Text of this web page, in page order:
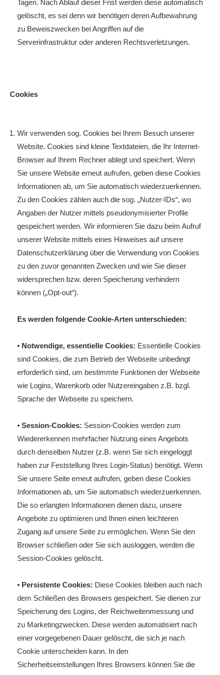
Tagen. Nach Ablauf dieser Frist werden diese automatisch
gelöscht, es sei denn wir benötigen deren Aufbewahrung
zu Beweiszwecken bei Angriffen auf die
Serverinfrastruktur oder anderen Rechtsverletzungen.
Cookies
Wir verwenden sog. Cookies bei Ihrem Besuch unserer
Website. Cookies sind kleine Textdateien, die Ihr Internet-
Browser auf Ihrem Rechner ablegt und speichert. Wenn
Sie unsere Website erneut aufrufen, geben diese Cookies
Informationen ab, um Sie automatisch wiederzuerkennen.
Zu den Cookies zählen auch die sog. „Nutzer-IDs“, wo
Angaben der Nutzer mittels pseudonymisierter Profile
gespeichert werden. Wir informieren Sie dazu beim Aufruf
unserer Website mittels eines Hinweises auf unsere
Datenschutzerklärung über die Verwendung von Cookies
zu den zuvor genannten Zwecken und wie Sie dieser
widersprechen bzw. deren Speicherung verhindern
können („Opt-out“).
Es werden folgende Cookie-Arten unterschieden:
• Notwendige, essentielle Cookies: Essentielle Cookies
sind Cookies, die zum Betrieb der Webseite unbedingt
erforderlich sind, um bestimmte Funktionen der Webseite
wie Logins, Warenkorb oder Nutzereingaben z.B. bzgl.
Sprache der Webseite zu speichern.
• Session-Cookies: Session-Cookies werden zum
Wiedererkennen mehrfacher Nutzung eines Angebots
durch denselben Nutzer (z.B. wenn Sie sich eingeloggt
haben zur Feststellung Ihres Login-Status) benötigt. Wenn
Sie unsere Seite erneut aufrufen, geben diese Cookies
Informationen ab, um Sie automatisch wiederzuerkennen.
Die so erlangten Informationen dienen dazu, unsere
Angebote zu optimieren und Ihnen einen leichteren
Zugang auf unsere Seite zu ermöglichen. Wenn Sie den
Browser schließen oder Sie sich ausloggen, werden die
Session-Cookies gelöscht.
• Persistente Cookies: Diese Cookies bleiben auch nach
dem Schließen des Browsers gespeichert. Sie dienen zur
Speicherung des Logins, der Reichweitenmessung und
zu Marketingzwecken. Diese werden automatisiert nach
einer vorgegebenen Dauer gelöscht, die sich je nach
Cookie unterscheiden kann. In den
Sicherheitseinstellungen Ihres Browsers können Sie die